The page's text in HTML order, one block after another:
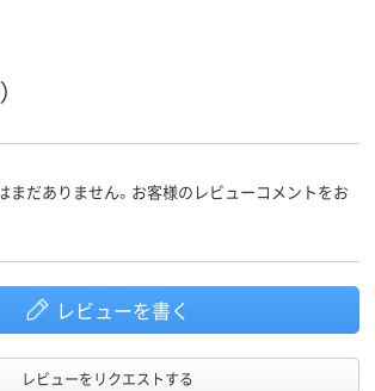
まだありません。お客様のレビューコメントをお
レビューを書く
レビューをリクエストする